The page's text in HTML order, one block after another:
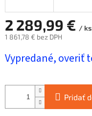
2 289,99 € / ks
1 861,78 € bez DPH
cena:
Vypredané, overiť
Pridať